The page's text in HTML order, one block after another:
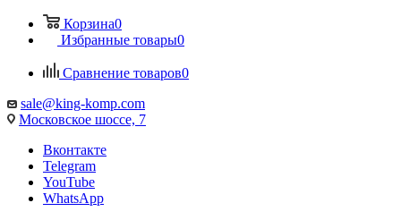
Корзина0
Избранные товары0
Сравнение товаров0
sale@king-komp.com
Московское шоссе, 7
Вконтакте
Telegram
YouTube
WhatsApp